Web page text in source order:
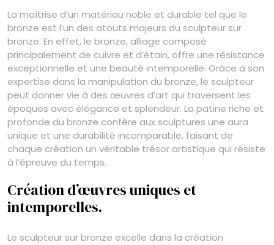
La maîtrise d’un matériau noble et durable tel que le
bronze est l’un des atouts majeurs du sculpteur sur
bronze. En effet, le bronze, alliage composé
principalement de cuivre et d’étain, offre une résistance
exceptionnelle et une beauté intemporelle. Grâce à son
expertise dans la manipulation du bronze, le sculpteur
peut donner vie à des œuvres d’art qui traversent les
époques avec élégance et splendeur. La patine riche et
profonde du bronze confère aux sculptures une aura
unique et une durabilité incomparable, faisant de
chaque création un véritable trésor artistique qui résiste
à l’épreuve du temps.
Création d’œuvres uniques et
intemporelles.
Le sculpteur sur bronze excelle dans la création